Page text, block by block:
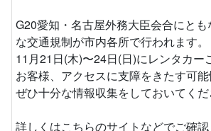
G20愛知・名古屋外務大臣会合にと
な交通規制が市内各所で行われます。
11月21日(木)〜24日(日)にレンタカー
お客様、アクセスに支障をきたす可能
ぜひ十分な情報収集をしておいてく
詳しくはこちらのサイトなどでご確認